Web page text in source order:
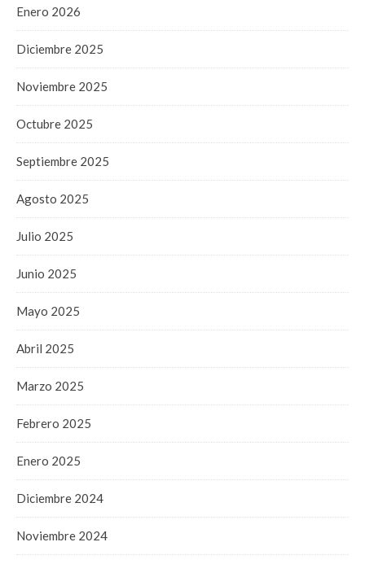
Enero 2026
Diciembre 2025
Noviembre 2025
Octubre 2025
Septiembre 2025
Agosto 2025
Julio 2025
Junio 2025
Mayo 2025
Abril 2025
Marzo 2025
Febrero 2025
Enero 2025
Diciembre 2024
Noviembre 2024